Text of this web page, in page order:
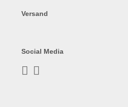
Versand
Social Media